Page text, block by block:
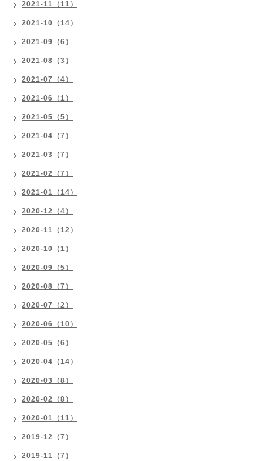
2021-11（11）
2021-10（14）
2021-09（6）
2021-08（3）
2021-07（4）
2021-06（1）
2021-05（5）
2021-04（7）
2021-03（7）
2021-02（7）
2021-01（14）
2020-12（4）
2020-11（12）
2020-10（1）
2020-09（5）
2020-08（7）
2020-07（2）
2020-06（10）
2020-05（6）
2020-04（14）
2020-03（8）
2020-02（8）
2020-01（11）
2019-12（7）
2019-11（7）